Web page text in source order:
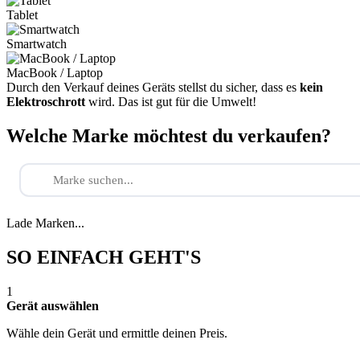
Tablet
Smartwatch
MacBook / Laptop
Durch den Verkauf deines Geräts stellst du sicher, dass es kein
Elektroschrott wird. Das ist gut für die Umwelt!
Welche Marke möchtest du verkaufen?
Lade Marken...
SO EINFACH GEHT'S
1
Gerät auswählen
Wähle dein Gerät und ermittle deinen Preis.